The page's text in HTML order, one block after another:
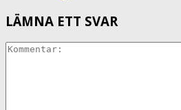
LÄMNA ETT SVAR